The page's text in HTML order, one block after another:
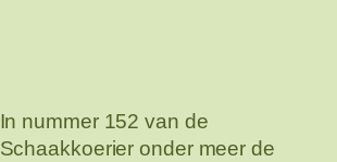
In nummer 152 van de
Schaakkoerier onder meer de